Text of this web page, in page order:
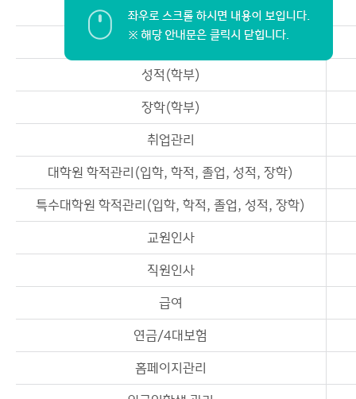
입학자료(학부)
학적, 졸업(학부)
성적(학부)
장학(학부)
취업관리
대학원 학적관리(입학, 학적, 졸업, 성적, 장학)
특수대학원 학적관리(입학, 학적, 졸업, 성적, 장학)
교원인사
직원인사
급여
연금/4대보험
홈페이지관리